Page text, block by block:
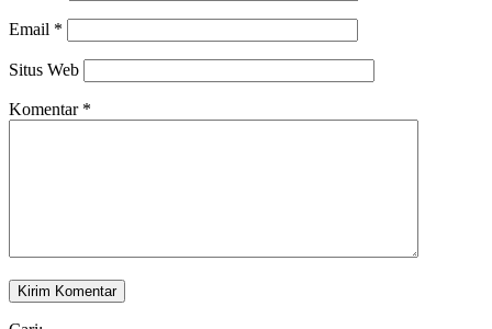
Email *
Situs Web
Komentar *